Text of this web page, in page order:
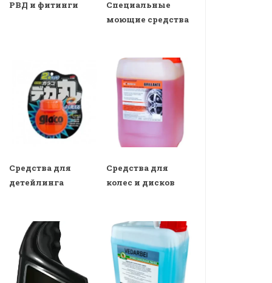
РВД и фитинги
Специальные
моющие средства
Средства для
детейлинга
Средства для
колес и дисков